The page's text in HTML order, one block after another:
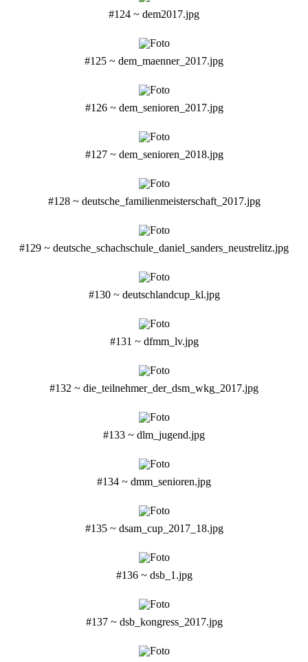
#124 ~ dem2017.jpg
#125 ~ dem_maenner_2017.jpg
#126 ~ dem_senioren_2017.jpg
#127 ~ dem_senioren_2018.jpg
#128 ~ deutsche_familienmeisterschaft_2017.jpg
#129 ~ deutsche_schachschule_daniel_sanders_neustrelitz.jpg
#130 ~ deutschlandcup_kl.jpg
#131 ~ dfmm_lv.jpg
#132 ~ die_teilnehmer_der_dsm_wkg_2017.jpg
#133 ~ dlm_jugend.jpg
#134 ~ dmm_senioren.jpg
#135 ~ dsam_cup_2017_18.jpg
#136 ~ dsb_1.jpg
#137 ~ dsb_kongress_2017.jpg